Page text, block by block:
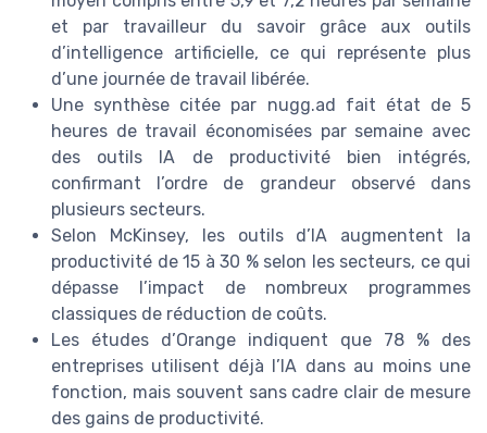
et par travailleur du savoir grâce aux outils
d’intelligence artificielle, ce qui représente plus
d’une journée de travail libérée.
Une synthèse citée par nugg.ad fait état de 5
heures de travail économisées par semaine avec
des outils IA de productivité bien intégrés,
confirmant l’ordre de grandeur observé dans
plusieurs secteurs.
Selon McKinsey, les outils d’IA augmentent la
productivité de 15 à 30 % selon les secteurs, ce qui
dépasse l’impact de nombreux programmes
classiques de réduction de coûts.
Les études d’Orange indiquent que 78 % des
entreprises utilisent déjà l’IA dans au moins une
fonction, mais souvent sans cadre clair de mesure
des gains de productivité.